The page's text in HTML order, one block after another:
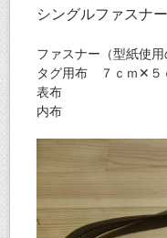
シングルファスナ
ファスナー（型紙使用
タグ用布 ７ｃｍ✕５
表布
内布